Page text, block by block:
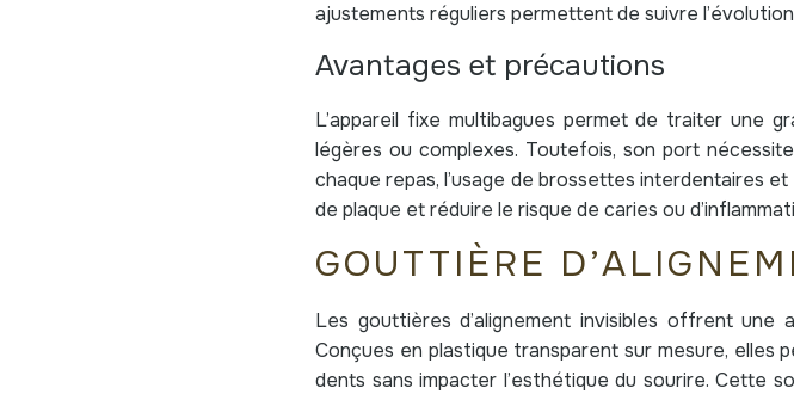
ajustements réguliers permettent de suivre
Avantages et précautions
L’appareil fixe multibagues permet de traiter une
légères ou complexes. Toutefois, son port
chaque repas, l’usage de brossettes interdentaires
de plaque et réduire le risque de caries ou
GOUTTIÈRE
Les gouttières d’alignement invisibles offrent
Conçues en plastique transparent sur mesure, elles
dents sans impacter l’esthétique du sourire. Cette